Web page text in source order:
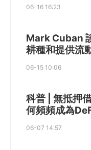
06-16 16:23
Mark Cuban
耕種和提供流
06-15 10:06
科普 | 無抵押
何頻頻成為
06-07 14:57